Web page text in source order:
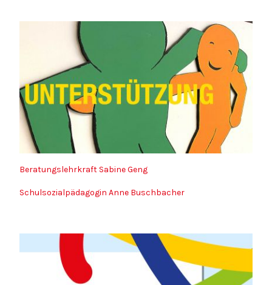
Beratungslehrkraft Sabine Geng
Schulsozialpädagogin Anne Buschbacher